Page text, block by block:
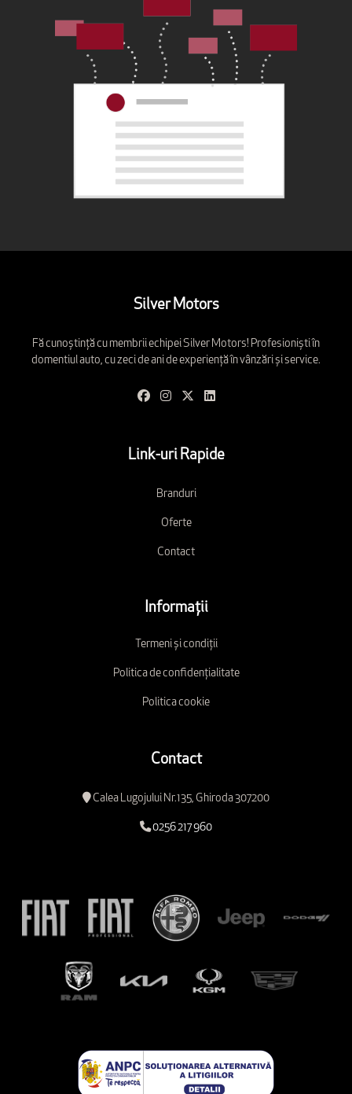
Silver Motors
Fă cunoștință cu membrii echipei Silver Motors! Profesioniști în
domentiul auto, cu zeci de ani de experiență în vânzări și service.
Link-uri Rapide
Branduri
Oferte
Contact
Informații
Termeni și condiții
Politica de confidențialitate
Politica cookie
Contact
Calea Lugojului Nr.135, Ghiroda 307200
0256 217 960